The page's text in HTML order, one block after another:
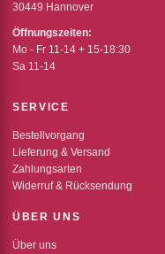
30449 Hannover
Öffnungszeiten:
Mo - Fr 11-14 + 15-18:30
Sa 11-14
SERVICE
Bestellvorgang
Lieferung & Versand
Zahlungsarten
Widerruf & Rücksendung
ÜBER UNS
Über uns